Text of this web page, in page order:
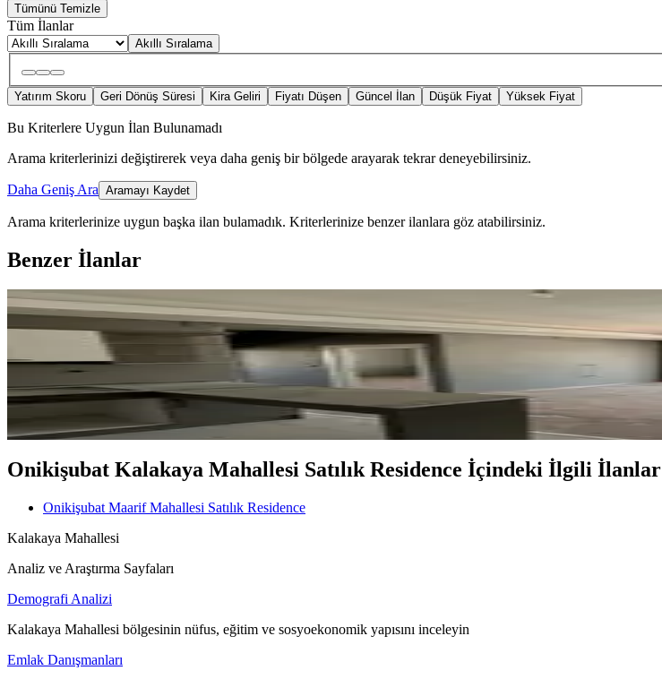
Tümünü Temizle
Tüm İlanlar
Akıllı Sıralama
Yatırım Skoru Geri Dönüş Süresi Kira Geliri Fiyatı Düşen Güncel İlan Düşük Fiyat Yüksek Fiyat
Bu Kriterlere Uygun İlan Bulunamadı
Arama kriterlerinizi değiştirerek veya daha geniş bir bölgede arayarak tekrar deneyebilirsiniz.
Daha Geniş Ara Aramayı Kaydet
Arama kriterlerinize uygun başka ilan bulamadık. Kriterlerinize benzer ilanlara göz atabilirsiniz.
Benzer İlanlar
MANZARALI
%9 Sahibinden Kelepir Satılık Daire.acill
Onikişubat, Maarif Mahallesi
2+0·90 m²·9. Kat 10.04.2026
3.000.000 ₺ 3.300.000 ₺
Onikişubat Kalakaya Mahallesi Satılık Residence İçindeki İlgili İlanlar
Onikişubat Maarif Mahallesi Satılık Residence
Kalakaya Mahallesi
Analiz ve Araştırma Sayfaları
Demografi Analizi
Kalakaya Mahallesi bölgesinin nüfus, eğitim ve sosyoekonomik yapısını inceleyin
Emlak Danışmanları